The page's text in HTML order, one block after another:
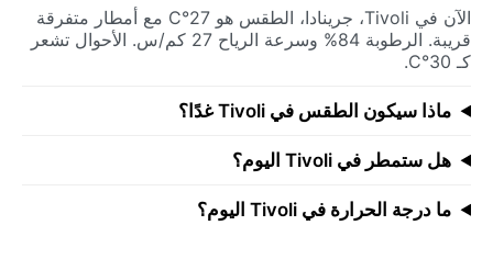
الآن في Tivoli، جرينادا، الطقس هو 27°C مع أمطار متفرقة
قريبة. الرطوبة 84% وسرعة الرياح 27 كم/س. الأحوال تشعر
كـ 30°C.
ماذا سيكون الطقس في Tivoli غدًا؟
هل ستمطر في Tivoli اليوم؟
ما درجة الحرارة في Tivoli اليوم؟